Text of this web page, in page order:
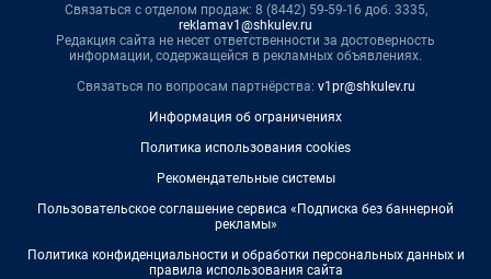
Связаться с отделом продаж: 8 (8442) 59-59-16 доб. 3335,
reklamav1@shkulev.ru
Редакция сайта не несет ответственности за достоверность
информации, содержащейся в рекламных объявлениях.
Связаться по вопросам партнёрства: v1pr@shkulev.ru
Информация об ограничениях
Политика использования cookies
Рекомендательные системы
Пользовательское соглашение сервиса «Подписка без баннерной
рекламы»
Политика конфиденциальности и обработки персональных данных и
правила использования сайта